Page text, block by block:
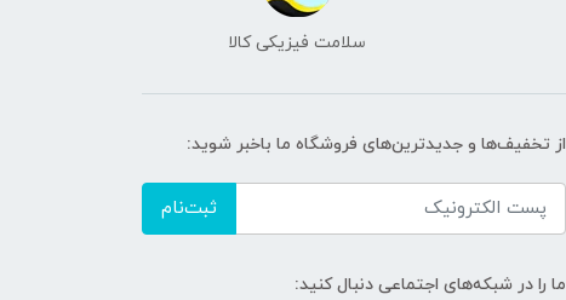
سلامت فیزیکی کالا
از تخفیف‌ها و جدیدترین‌های فروشگاه ما باخبر شوید:
ثبت‌نام
ما را در شبکه‌های اجتماعی دنبال کنید: